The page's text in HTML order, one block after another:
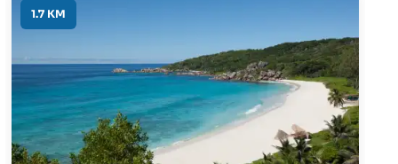
1.7 KM